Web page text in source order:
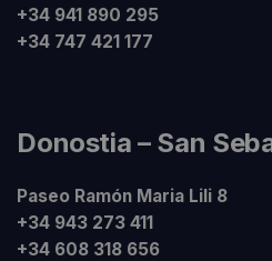
+34 941 890 295
+34 747 421 177
Donostia – San
Paseo Ramón Maria Lili 8
+34 943 273 411
+34 608 318 656